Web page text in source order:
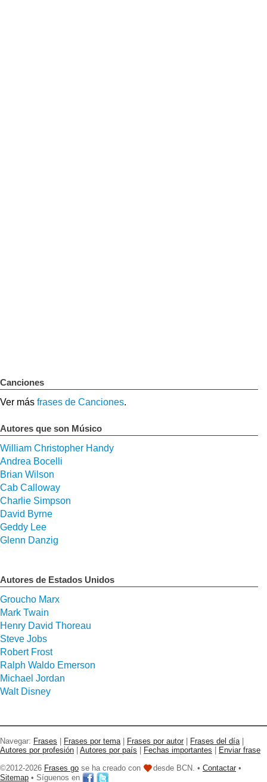
Canciones
Ver más frases de Canciones.
Autores que son Músico
William Christopher Handy
Andrea Bocelli
Brian Wilson
Cab Calloway
Charlie Simpson
David Byrne
Geddy Lee
Glenn Danzig
Autores de Estados Unidos
Groucho Marx
Mark Twain
Henry David Thoreau
Steve Jobs
Robert Frost
Ralph Waldo Emerson
Michael Jordan
Walt Disney
Navegar: Frases Frases por tema| Frases por autor Frases del día|
Autores por profesión
Autores por país Fechas importantes
Enviar frase
©2012-2026 Frases go se ha creado con desde BCN. • Contactar •
Sitemap • Síguenos en